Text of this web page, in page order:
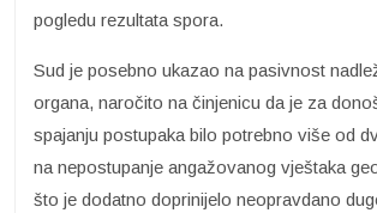
pogledu rezultata spora.
Sud je posebno ukazao na pasivnost
organa, naročito na činjenicu da je za
spajanju postupaka bilo potrebno više od
na nepostupanje angažovanog vještaka
što je dodatno doprinijelo neopravdano